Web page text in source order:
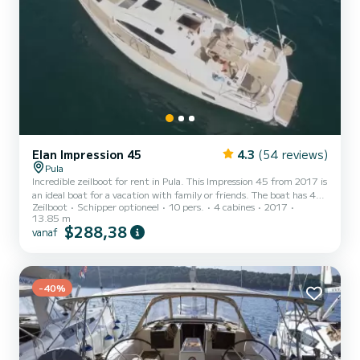
Elan Impression 45 4.3 (54 reviews)
Pula
Incredible zeilboot for rent in Pula. This Impression 45 from 2017 is
an ideal boat for a vacation with family or friends. The boat has 4
cabins with total comfort and a capacity of 10 passengers. With a
total length of 14 meters and 55 horsepower, it will be your best
friend when spending extraordinary holidays on the waters of Pula
Zeilboot Schipper optioneel 10 pers. 4 cabines
2017
13.85 m
vanaf $288,38
-40%